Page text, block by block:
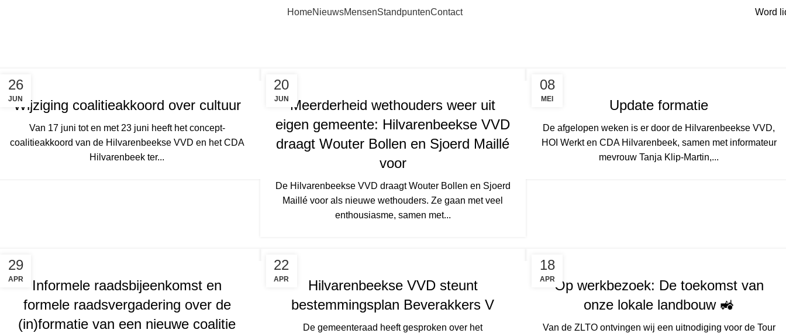
HomeNieuwsMensenStandpuntenContact Word
26
JUN
Wijziging coalitieakkoord over cultuur
Van 17 juni tot en met 23 juni heeft het concept-
coalitieakkoord van de Hilvarenbeekse VVD en het CDA
Hilvarenbeek ter...
20
JUN Meerderheid wethouders weer uit
eigen gemeente: Hilvarenbeekse VVD
draagt Wouter Bollen en Sjoerd Maillé
voor
De Hilvarenbeekse VVD draagt Wouter Bollen en Sjoerd
Maillé voor als nieuwe wethouders. Ze gaan met veel
enthousiasme, samen met...
08
MEI Update formatie
De afgelopen weken is er door de Hilvarenbeekse VVD,
HOI Werkt en CDA Hilvarenbeek, samen met informateur
mevrouw Tanja Klip-Martin,...
29
APR
Informele raadsbijeenkomst en
formele raadsvergadering over de
(in)formatie van een nieuwe coalitie
22
APR
Hilvarenbeekse VVD steunt
bestemmingsplan Beverakkers V
De gemeenteraad heeft gesproken over het
18
APROp werkbezoek: De toekomst van
onze lokale landbouw 🚜
Van de ZLTO ontvingen wij een uitnodiging voor de Tour